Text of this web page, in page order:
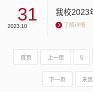
31
2023.10 了解详情
首页 上一页 5
下一页 末页